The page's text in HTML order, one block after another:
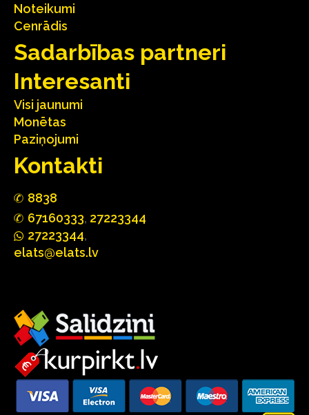
Noteikumi
Cenrādis
Sadarbības partneri
Interesanti
Visi jaunumi
Monētas
Paziņojumi
Kontakti
8838
67160333, 27223344
27223344,
elats@elats.lv